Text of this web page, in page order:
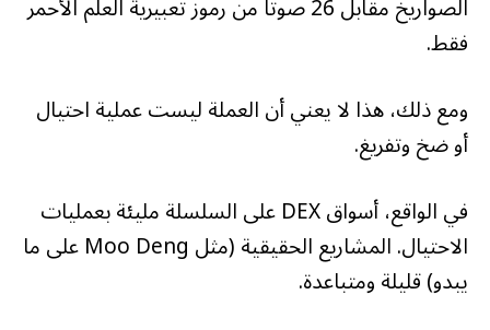
فقط.
ومع ذلك، هذا لا يعني أن العملة ليست عملية احتيال
أو ضخ وتفريغ.
في الواقع، أسواق DEX على السلسلة مليئة بعمليات
الاحتيال. المشاريع الحقيقية (مثل Moo Deng على ما
يبدو) قليلة ومتباعدة.